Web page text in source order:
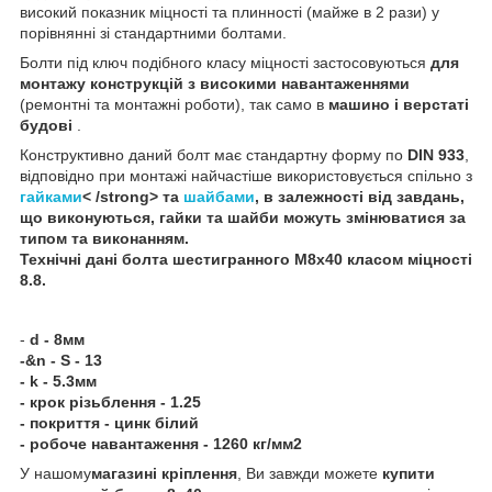
високий показник міцності та плинності (майже в 2 рази) у
порівнянні зі стандартними болтами.
Болти під ключ подібного класу міцності застосовуються для
монтажу конструкцій з високими навантаженнями
(ремонтні та монтажні роботи), так само в машино і верстаті
будові .
Конструктивно даний болт має стандартну форму по DIN 933,
відповідно при монтажі найчастіше використовується спільно з
гайками< /strong> та шайбами, в залежності від завдань,
що виконуються, гайки та шайби можуть змінюватися за
типом та виконанням.
Технічні дані болта шестигранного М8х40 класом міцності
8.8.
- d - 8мм
-&n - S - 13
- k - 5.3мм
- крок різьблення - 1.25
- покриття - цинк білий
- робоче навантаження - 1260 кг/мм2
У нашомумагазині кріплення, Ви завжди можете купити